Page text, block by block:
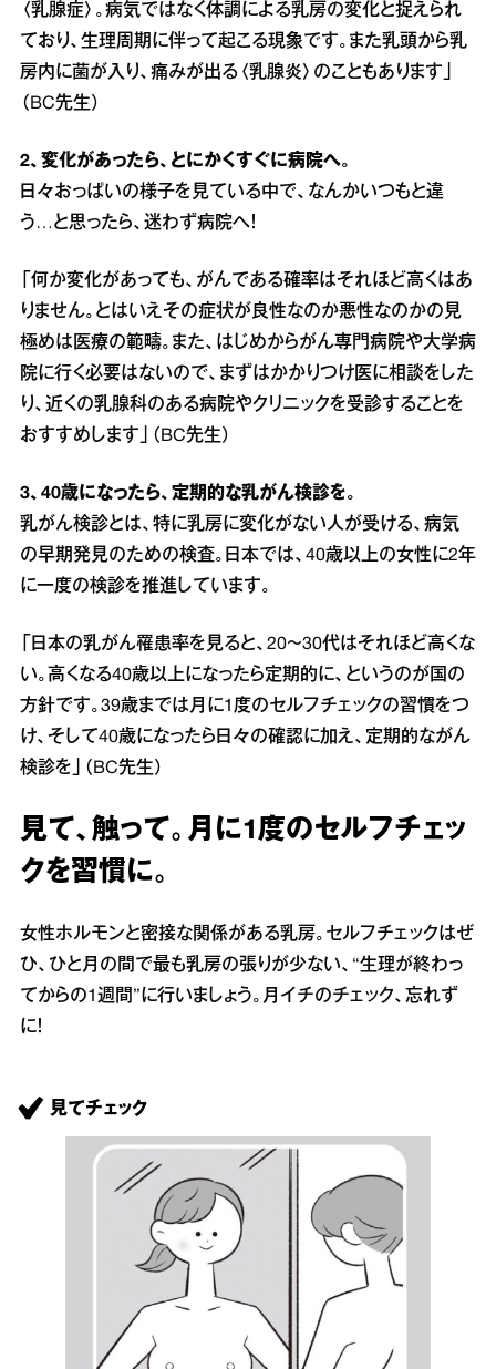
〈乳腺症〉。病気ではなく体調による乳房の変化と捉えられ
ており、生理周期に伴って起こる現象です。また乳頭から乳
房内に菌が入り、痛みが出る〈乳腺炎〉のこともあります」
（BC先生）
2、変化があったら、とにかくすぐに病院へ。
日々おっぱいの様子を見ている中で、なんかいつもと違
う…と思ったら、迷わず病院へ！
「何か変化があっても、がんである確率はそれほど高くはあ
りません。とはいえその症状が良性なのか悪性なのかの見
極めは医療の範疇。また、はじめからがん専門病院や大学病
院に行く必要はないので、まずはかかりつけ医に相談をした
り、近くの乳腺科のある病院やクリニックを受診することを
おすすめします」（BC先生）
3、40歳になったら、定期的な乳がん検診を。
乳がん検診とは、特に乳房に変化がない人が受ける、病気
の早期発見のための検査。日本では、40歳以上の女性に2年
に一度の検診を推進しています。
「日本の乳がん罹患率を見ると、20～30代はそれほど高くな
い。高くなる40歳以上になったら定期的に、というのが国の
方針です。39歳までは月に1度のセルフチェックの習慣をつ
け、そして40歳になったら日々の確認に加え、定期的ながん
検診を」（BC先生）
見て、触って。月に1度のセルフチェッ
クを習慣に。
女性ホルモンと密接な関係がある乳房。セルフチェックはぜ
ひ、ひと月の間で最も乳房の張りが少ない、“生理が終わっ
てからの1週間”に行いましょう。月イチのチェック、忘れず
に！
見てチェック